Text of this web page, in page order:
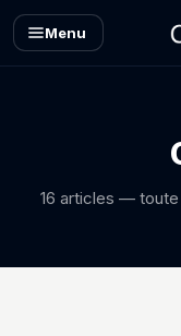
Menu
16 articles — toute